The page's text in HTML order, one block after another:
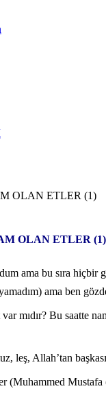
OLAN ETLER (1)
OLAN ETLER (1)
ama bu sıra hiçbir
ama ben
mıdır? Bu saatte
leş, Allah’tan
(Muhammed